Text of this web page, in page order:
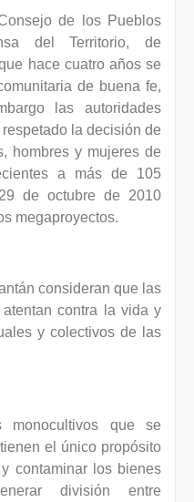
de los Pueblos
del Territorio, de
hace cuatro años se
de buena fe,
las autoridades
la decisión de
hombres y mujeres de
a más de 105
de octubre de 2010
megaproyectos.
consideran que las
contra la vida y
y colectivos de las
monocultivos que se
el único propósito
contaminar los bienes
división entre